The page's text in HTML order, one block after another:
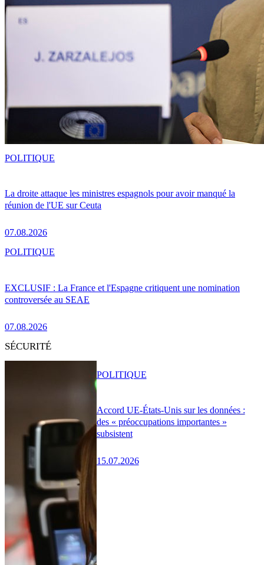
La droite attaque les ministres espagnols pour avoir manqué la
réunion de l'UE sur Ceuta
07.08.2026
POLITIQUE
EXCLUSIF : La France et l'Espagne critiquent une nomination
controversée au SEAE
07.08.2026
POLITIQUE
SÉCURITÉ
Accord UE-États-Unis sur les données :
des « préoccupations importantes »
subsistent
15.07.2026
POLITIQUE